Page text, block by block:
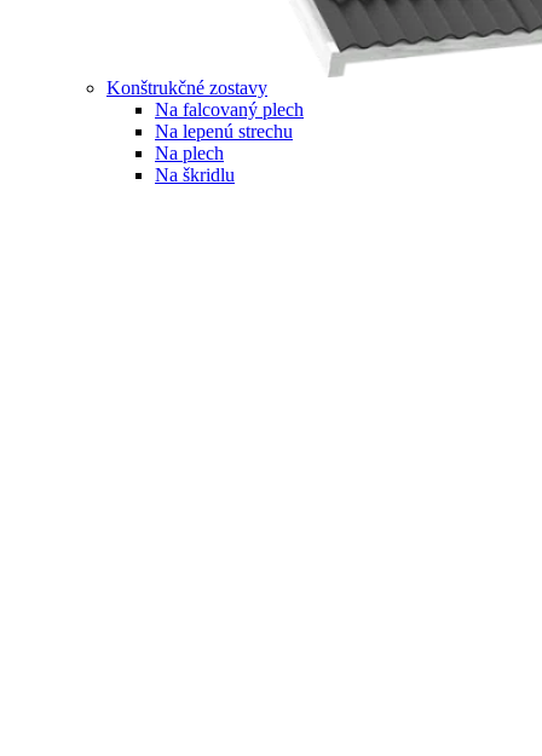
Konštrukčné zostavy
Na falcovaný plech
Na lepenú strechu
Na plech
Na škridlu